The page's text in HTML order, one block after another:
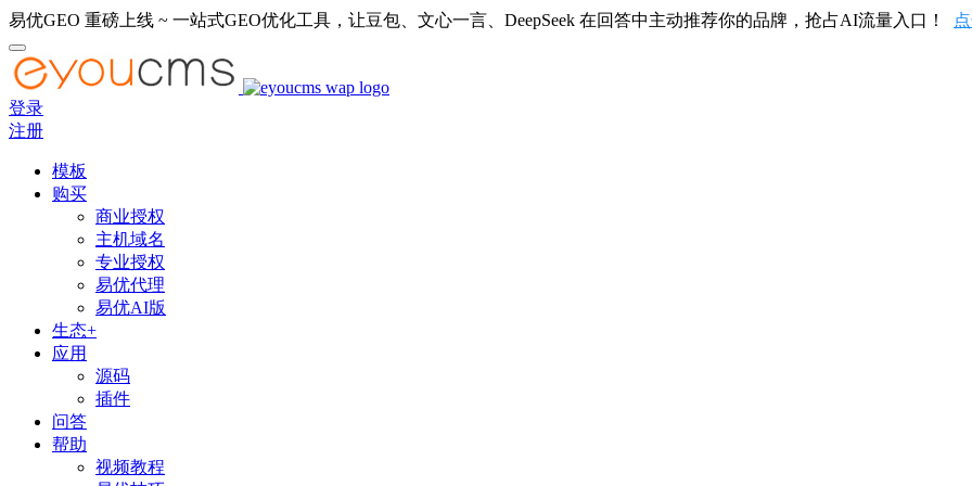
易优GEO 重磅上线 ~ 一站式GEO优化工具，让豆包、文心一言、DeepSeek 在回答中主动推荐你的品牌，抢占AI流量入口！
登录
注册
模板
购买
商业授权
主机域名
专业授权
易优代理
易优AI版
生态+
应用
源码
插件
问答
帮助
视频教程